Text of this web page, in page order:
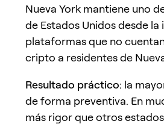
Nueva York mantiene uno
de Estados Unidos desde
plataformas que no
cripto a residentes de
Resultado práctico: la
de forma preventiva. En
más rigor que otros